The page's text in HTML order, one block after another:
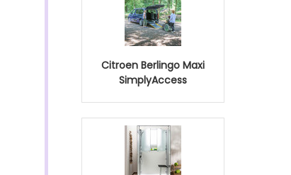
Citroen Berlingo Maxi
SimplyAccess